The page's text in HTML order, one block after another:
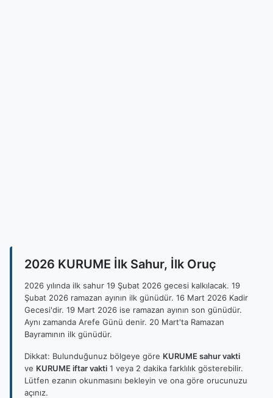
2026 KURUME İlk Sahur, İlk Oruç
2026 yılında ilk sahur 19 Şubat 2026 gecesi kalkılacak. 19
Şubat 2026 ramazan ayının ilk günüdür. 16 Mart 2026 Kadir
Gecesi'dir. 19 Mart 2026 ise ramazan ayının son günüdür.
Aynı zamanda Arefe Günü denir. 20 Mart'ta Ramazan
Bayramının ilk günüdür.
Dikkat: Bulunduğunuz bölgeye göre KURUME sahur vakti
ve KURUME iftar vakti 1 veya 2 dakika farklılık gösterebilir.
Lütfen ezanın okunmasını bekleyin ve ona göre orucunuzu
açınız.